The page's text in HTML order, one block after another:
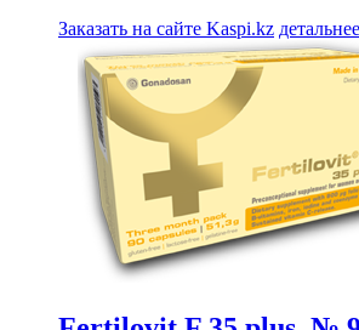
Заказать на сайте Kaspi.kz детальнее